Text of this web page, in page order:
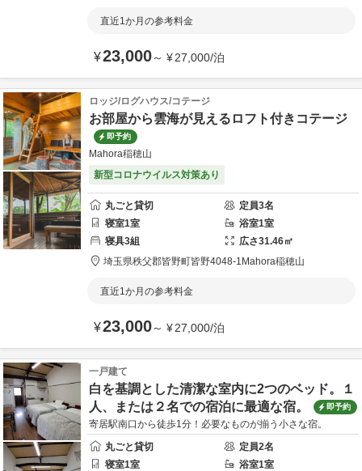
直近1か月の参考料金
¥23,000～ ¥27,000/泊
ロッジ/ログハウス/コテージ
お部屋から雲海が見えるロフト付きコテージ
即予約
Mahora稲穂山
新型コロナウイルス対策あり
丸ごと貸切 定員3名
寝室1室 浴室1室
寝具3組 広さ31.46㎡
埼玉県秩父郡皆野町皆野4048-1 Mahora稲穂山
直近1か月の参考料金
¥23,000～ ¥27,000/泊
一戸建て
白を基調とした清潔な室内に2つのベッド。１
人、または２名での宿泊に最適な宿。
即予約
寄居駅南口から徒歩1分！必要なものが揃う小さな宿。
丸ごと貸切
定員2名
寝室1室 浴室1室